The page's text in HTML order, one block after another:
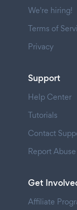
We're hiring!
Terms of
Privacy
Support
Help Center
Tutorials
Contact
Report Abuse
Get
Affiliate